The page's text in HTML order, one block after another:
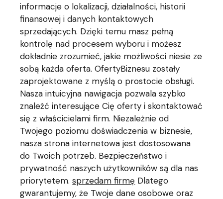
informacje o lokalizacji, działalności, historii
finansowej i danych kontaktowych
sprzedających. Dzięki temu masz pełną
kontrolę nad procesem wyboru i możesz
dokładnie zrozumieć, jakie możliwości niesie ze
sobą każda oferta. OfertyBiznesu zostały
zaprojektowane z myślą o prostocie obsługi.
Nasza intuicyjna nawigacja pozwala szybko
znaleźć interesujące Cię oferty i skontaktować
się z właścicielami firm. Niezależnie od
Twojego poziomu doświadczenia w biznesie,
nasza strona internetowa jest dostosowana
do Twoich potrzeb. Bezpieczeństwo i
prywatność naszych użytkowników są dla nas
priorytetem.sprzedam firmę Dlatego
gwarantujemy, że Twoje dane osobowe oraz